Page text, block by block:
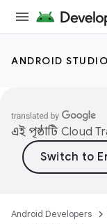
ANDROID STUDIO
এই পৃষ্ঠাটি Cloud
Android Developers